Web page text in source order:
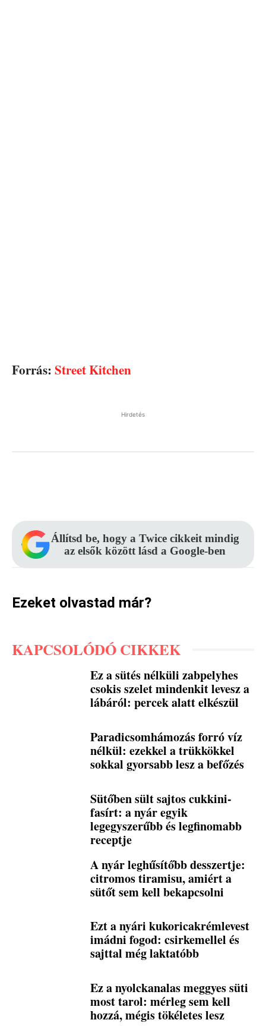
Forrás: Street Kitchen
Hirdetés
Állítsd be, hogy a Twice cikkeit mindig
az elsők között lásd a Google-ben
Ezeket olvastad már?
KAPCSOLÓDÓ CIKKEK
Ez a sütés nélküli zabpelyhes
csokis szelet mindenkit levesz a
lábáról: percek alatt elkészül
Paradicsomhámozás forró víz
nélkül: ezekkel a trükkökkel
sokkal gyorsabb lesz a befőzés
Sütőben sült sajtos cukkini-
fasírt: a nyár egyik
legegyszerűbb és legfinomabb
receptje
A nyár leghűsítőbb desszertje:
citromos tiramisu, amiért a
sütőt sem kell bekapcsolni
Ezt a nyári kukoricakrémlevest
imádni fogod: csirkemellel és
sajttal még laktatóbb
Ez a nyolckanalas meggyes süti
most tarol: mérleg sem kell
hozzá, mégis tökéletes lesz